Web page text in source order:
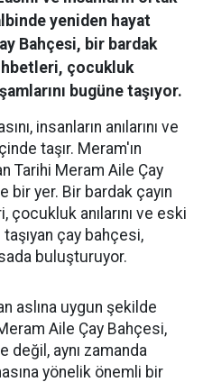
yeniden hayat
Bahçesi, bir bardak
çocukluk
bugüne taşıyor.
insanların anılarını ve
taşır. Meram'ın
Tarihi Meram Aile Çay
bir yer. Bir bardak çayın
anılarını ve eski
çay bahçesi,
buluşturuyor.
aslına uygun şekilde
Aile Çay Bahçesi,
aynı zamanda
yönelik önemli bir